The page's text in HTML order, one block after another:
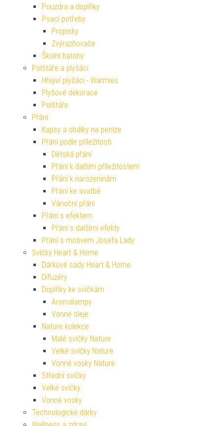
Pouzdra a doplňky
Psací potřeby
Propisky
Zvýrazňovače
Školní batohy
Polštáře a plyšáci
Hřejiví plyšáci - Warmies
Plyšové dekorace
Polštáře
Přání
Kapsy a obálky na peníze
Přání podle příležitosti
Dětská přání
Přání k dalším příležitostem
Přání k narozeninám
Přání ke svatbě
Vánoční přání
Přání s efektem
Přání s dalšími efekty
Přání s motivem Josefa Lady
Svíčky Heart & Home
Dárkové sady Heart & Home
Difuzéry
Doplňky ke svíčkám
Aromalampy
Vonné oleje
Nature kolekce
Malé svíčky Nature
Velké svíčky Nature
Vonné vosky Nature
Střední svíčky
Velké svíčky
Vonné vosky
Technologické dárky